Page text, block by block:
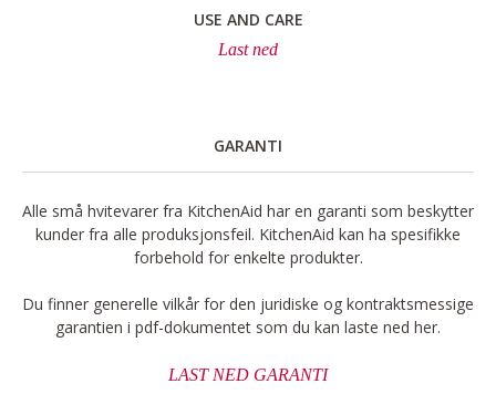
USE AND CARE
Last ned
GARANTI
Alle små hvitevarer fra KitchenAid har en garanti som beskytter
kunder fra alle produksjonsfeil. KitchenAid kan ha spesifikke
forbehold for enkelte produkter.
Du finner generelle vilkår for den juridiske og kontraktsmessige
garantien i pdf-dokumentet som du kan laste ned her.
LAST NED GARANTI